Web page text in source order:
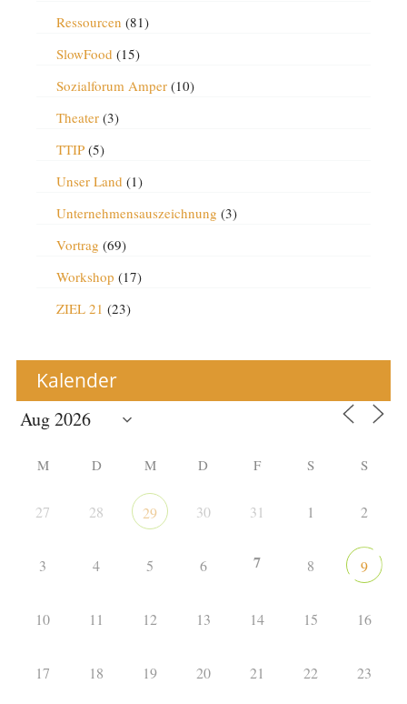
Ressourcen (81)
SlowFood (15)
Sozialforum Amper(10)
Theater(3)
TTIP(5)
Unser Land (1)
Unternehmensauszeichnung (3)
Vortrag (69)
Workshop (17)
ZIEL 21 (23)
Kalender
M D M D F S S
27 28 29 30 31 1 2
3 4 5 6 7 8 9
10 11 12 13 14 15 16
17 18 19 20 21 22 23